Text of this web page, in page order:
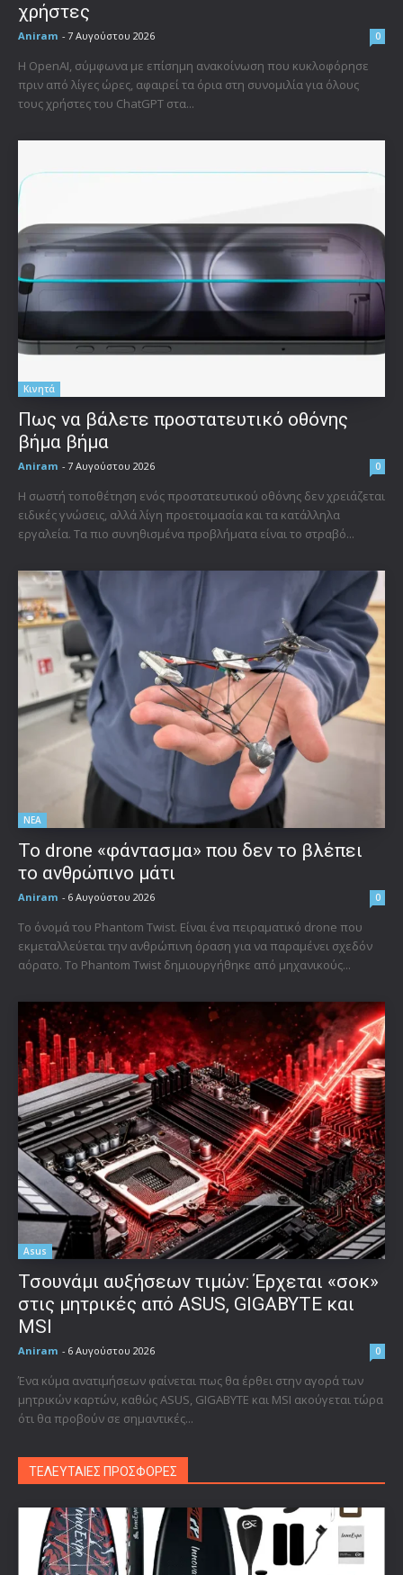
χρήστες
Aniram - 7 Αυγούστου 2026 0
Η OpenAI, σύμφωνα με επίσημη ανακοίνωση που κυκλοφόρησε
πριν από λίγες ώρες, αφαιρεί τα όρια στη συνομιλία για όλους
τους χρήστες του ChatGPT στα...
Κινητά
Πως να βάλετε προστατευτικό οθόνης
βήμα βήμα
Aniram - 7 Αυγούστου 2026 0
Η σωστή τοποθέτηση ενός προστατευτικού οθόνης δεν χρειάζεται
ειδικές γνώσεις, αλλά λίγη προετοιμασία και τα κατάλληλα
εργαλεία. Τα πιο συνηθισμένα προβλήματα είναι το στραβό...
ΝΕΑ
Το drone «φάντασμα» που δεν το βλέπει
το ανθρώπινο μάτι
Aniram - 6 Αυγούστου 2026 0
Το όνομά του Phantom Twist. Είναι ένα πειραματικό drone που
εκμεταλλεύεται την ανθρώπινη όραση για να παραμένει σχεδόν
αόρατο. Το Phantom Twist δημιουργήθηκε από μηχανικούς...
Asus
Τσουνάμι αυξήσεων τιμών: Έρχεται «σοκ»
στις μητρικές από ASUS, GIGABYTE και
MSI
Aniram - 6 Αυγούστου 2026 0
Ένα κύμα ανατιμήσεων φαίνεται πως θα έρθει στην αγορά των
μητρικών καρτών, καθώς ASUS, GIGABYTE και MSI ακούγεται τώρα
ότι θα προβούν σε σημαντικές...
ΤΕΛΕΥΤΑΙΕΣ ΠΡΟΣΦΟΡΕΣ